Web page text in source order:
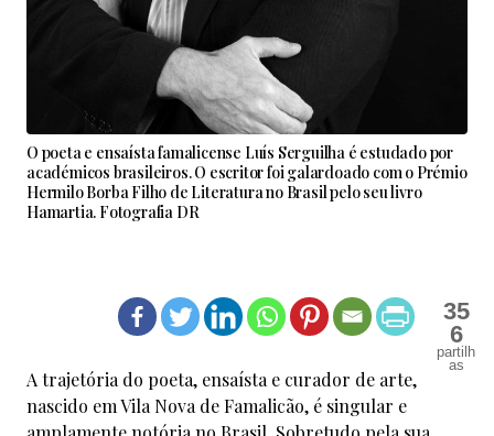
O poeta e ensaísta famalicense Luís Serguilha é estudado por
académicos brasileiros. O escritor foi galardoado com o Prémio
Hermilo Borba Filho de Literatura no Brasil pelo seu livro
Hamartia. Fotografia DR
35
6
A trajetória do poeta, ensaísta e curador de arte,
nascido em Vila Nova de Famalicão, é singular e